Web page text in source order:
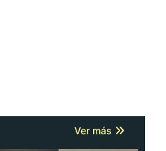
Ver más